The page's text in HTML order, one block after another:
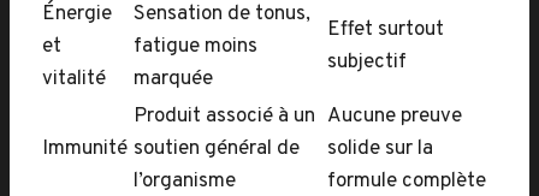
Énergie
et
vitalité
Sensation de tonus,
fatigue moins
marquée
Effet surtout
subjectif
Immunité
Produit associé à un
soutien général de
l’organisme
Aucune preuve
solide sur la
formule complète